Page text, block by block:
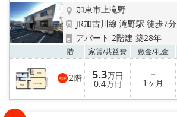
加東市上滝野
JR加古川線 滝野駅 徒歩7分
アパート 2階建 築28年
階 家賃/共益費 敷金/礼金
2階 5.3万円
0.4万円
－
1 ヶ月